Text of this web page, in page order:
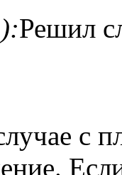
Решил
с